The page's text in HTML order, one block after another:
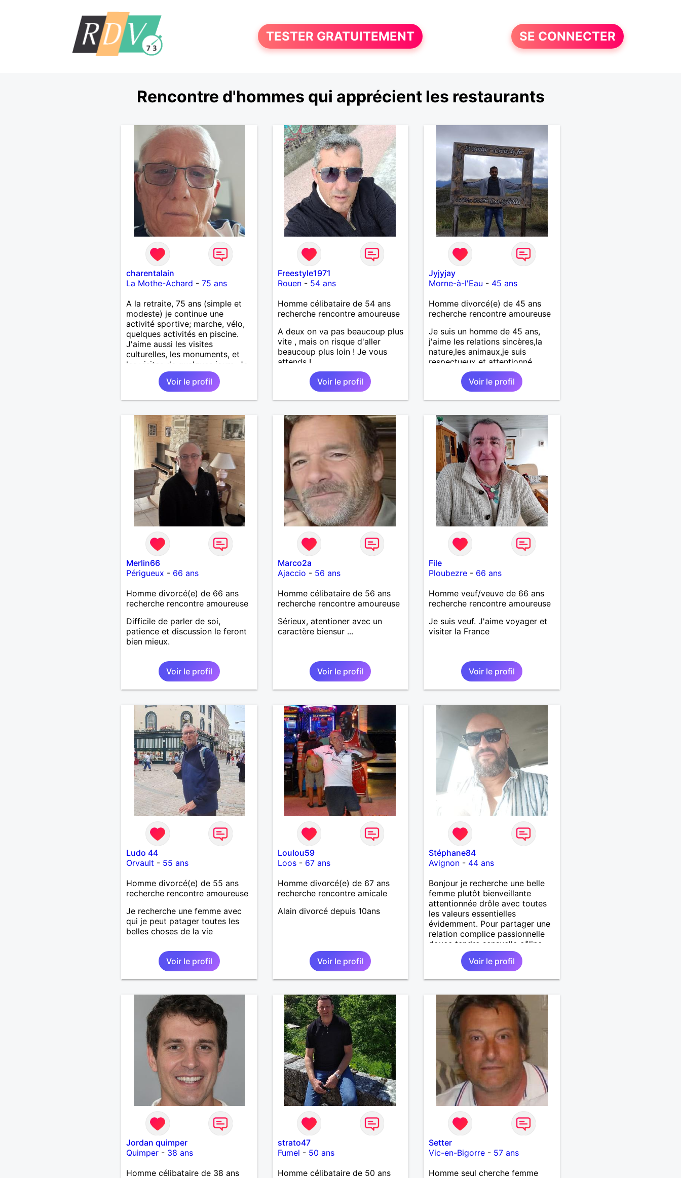
TESTER GRATUITEMENT SE CONNECTER
Rencontre d'hommes qui apprécient les restaurants
charentalain
La Mothe-Achard - 75 ans
A la retraite, 75 ans (simple et
modeste) je continue une
activité sportive; marche, vélo,
quelques activités en piscine.
J'aime aussi les visites
culturelles, les monuments, et
les visites de quelques jours. Je
voudrais rencontrer une
personne sympa, simple,
naturelle, aimant les balades, les
Voir le profil
Freestyle1971
Rouen- 54 ans
Homme célibataire de 54 ans
recherche rencontre amoureuse
A deux on va pas beaucoup plus
vite , mais on risque d'aller
beaucoup plus loin ! Je vous
attends !
Voir le profil
Jyjyjay
Morne-à-l'Eau - 45 ans
Homme divorcé(e) de 45 ans
recherche rencontre amoureuse
Je suis un homme de 45 ans,
j'aime les relations sincères,la
nature,les animaux,je suis
respectueux et attentionné
Voir le profil
Merlin66
Périgueux - 66 ans
Homme divorcé(e) de 66 ans
recherche rencontre amoureuse
Difficile de parler de soi,
patience et discussion le feront
bien mieux.
Voir le profil
Marco2a
Ajaccio - 56 ans
Homme célibataire de 56 ans
recherche rencontre amoureuse
Sérieux, atentioner avec un
caractère biensur ...
Voir le profil
File
Ploubezre - 66 ans
Homme veuf/veuve de 66 ans
recherche rencontre amoureuse
Je suis veuf. J'aime voyager et
visiter la France
Voir le profil
Ludo 44
Orvault - 55 ans
Homme divorcé(e) de 55 ans
recherche rencontre amoureuse
Je recherche une femme avec
qui je peut patager toutes les
belles choses de la vie
Voir le profil
Loulou59
Loos- 67 ans
Homme divorcé(e) de 67 ans
recherche rencontre amicale
Alain divorcé depuis 10ans
Voir le profil
Stéphane84
Avignon - 44 ans
Bonjour je recherche une belle
femme plutôt bienveillante
attentionnée drôle avec toutes
les valeurs essentielles
évidemment. Pour partager une
relation complice passionnelle
douce tendre sensuelle câline
romantique
Voir le profil
Jordan quimper
Quimper- 38 ans
Homme célibataire de 38 ans
strato47
Fumel - 50 ans
Homme célibataire de 50 ans
Setter
Vic-en-Bigorre - 57 ans
Homme seul cherche femme